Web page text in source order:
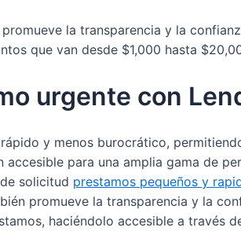
la transparencia y la
que van desde $1,000 hasta
urgente con
y menos burocrático,
para una amplia gama de
solicitud prestamos pequeños y
promueve la transparencia y la
haciéndolo accesible a través